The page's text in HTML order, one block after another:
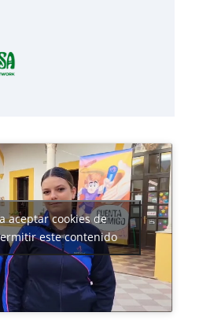
aceptar cookies de
este contenido